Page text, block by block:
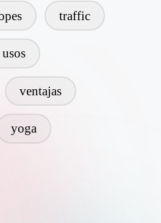
traffic
usos
ventajas
yoga